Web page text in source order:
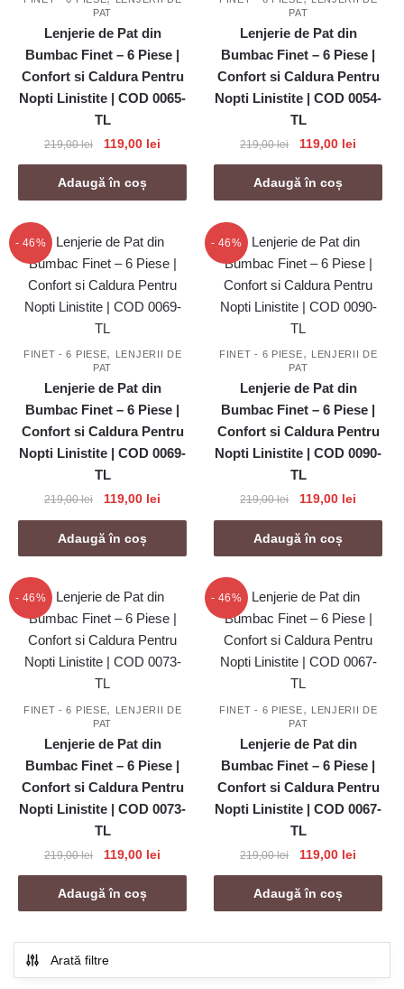
PAT
Lenjerie de Pat din
Bumbac Finet – 6 Piese |
Confort si Caldura Pentru
Nopti Linistite | COD 0065-
TL
219,00lei
Prețul
inițial
a
fost:
119,00 lei
curent
119,00 lei.
Adaugă în coș
PAT
Lenjerie de Pat din
Bumbac Finet – 6 Piese |
Confort si Caldura Pentru
Nopti Linistite | COD 0054-
TL
219,00lei
Prețul
inițial
a
fost:
119,00 lei
curent
119,00
Adaugă în coș
- 46%
FINET - 6 PIESE,
LENJERII DE
PAT
Lenjerie de Pat din
Bumbac Finet – 6 Piese |
Confort si Caldura Pentru
Nopti Linistite | COD 0069-
TL
219,00lei
Prețul
inițial
a
fost:
119,00 lei
curent
119,00 lei.
Adaugă în coș
- 46%
FINET - 6 PIESE, LENJERII DE
PAT
Lenjerie de Pat din
Bumbac Finet – 6 Piese |
Confort si Caldura Pentru
Nopti Linistite | COD 0090-
TL
219,00lei
Prețul
inițial
a
fost:
119,00 lei
curent
119,00
Adaugă în coș
- 46%
FINET - 6 PIESE,
LENJERII DE
PAT
Lenjerie de Pat din
Bumbac Finet – 6 Piese |
Confort si Caldura Pentru
Nopti Linistite | COD 0073-
TL
219,00lei
Prețul
inițial
a
fost:
119,00 lei
curent
119,00 lei.
Adaugă în coș
- 46%
FINET - 6 PIESE, LENJERII DE
PAT
Lenjerie de Pat din
Bumbac Finet – 6 Piese |
Confort si Caldura Pentru
Nopti Linistite | COD 0067-
TL
219,00lei
Prețul
inițial
a
fost:
119,00 lei
curent
119,00
Adaugă în coș
Arată filtre